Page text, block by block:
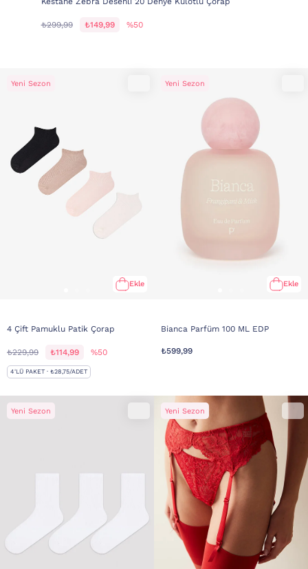
₺299,99 ₺149,99 %50
Yeni Sezon
Ekle
4 Çift Pamuklu Patik Çorap
₺229,99 ₺114,99 %50
4'LÜ PAKET · ₺28,75/ADET
Yeni Sezon
Ekle
Bianca Parfüm 100 ML EDP
₺599,99
Yeni Sezon Yeni Sezon